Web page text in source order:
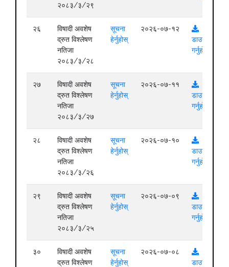
२०८३/३/२९
२६
विषादी अवशेष
द्रुत विश्लेषण
नतिजा
२०८३/३/२८
सूचना
हेर्नुहोस्
२०२६-०७-१२
डाउनलोड
गर्नुहोस्
२७
विषादी अवशेष
द्रुत विश्लेषण
नतिजा
२०८३/३/२७
सूचना
हेर्नुहोस्
२०२६-०७-११
डाउनलोड
गर्नुहोस्
२८
विषादी अवशेष
द्रुत विश्लेषण
नतिजा
२०८३/३/२६
सूचना
हेर्नुहोस्
२०२६-०७-१०
डाउनलोड
गर्नुहोस्
२९
विषादी अवशेष
द्रुत विश्लेषण
नतिजा
२०८३/३/२५
सूचना
हेर्नुहोस्
२०२६-०७-०९
डाउनलोड
गर्नुहोस्
३०
विषादी अवशेष
द्रुत विश्लेषण
सूचना
हेर्नुहोस्
२०२६-०७-०८
डाउनलोड